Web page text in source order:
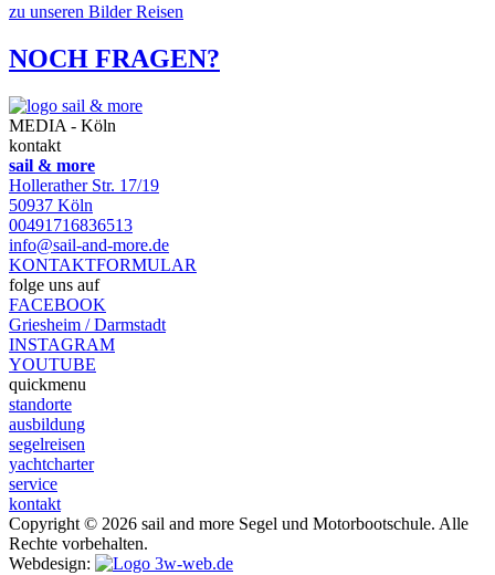
zu unseren Bilder Reisen
NOCH FRAGEN?
MEDIA - Köln
kontakt
sail & more
Hollerather Str. 17/19
50937 Köln
00491716836513
info@sail-and-more.de
KONTAKTFORMULAR
folge uns auf
FACEBOOK
Griesheim / Darmstadt
INSTAGRAM
YOUTUBE
quickmenu
standorte
ausbildung
segelreisen
yachtcharter
service
kontakt
Copyright © 2026 sail and more Segel und Motorbootschule. Alle
Rechte vorbehalten.
Webdesign: